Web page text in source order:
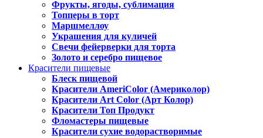
Фрукты, ягоды, сублимация
Топперы в торт
Маршмеллоу
Украшения для куличей
Свечи фейерверки для торта
Золото и серебро пищевое
Красители пищевые
Блеск пищевой
Красители AmeriColor (Америколор)
Красители Art Color (Арт Колор)
Красители Топ Продукт
Фломастеры пищевые
Красители сухие водорастворимые